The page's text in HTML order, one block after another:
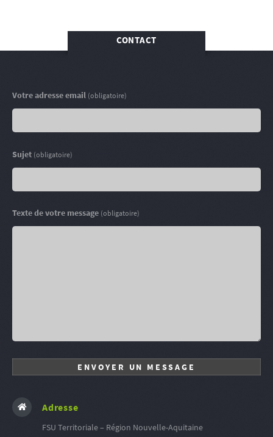
CONTACT
Votre adresse email (obligatoire)
Sujet (obligatoire)
Texte de votre message (obligatoire)
Adresse
FSU Territoriale – Région Nouvelle-Aquitaine